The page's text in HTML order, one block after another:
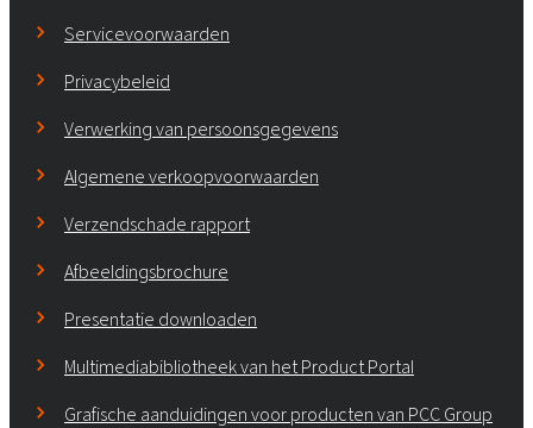
Servicevoorwaarden
Privacybeleid
Verwerking van persoonsgegevens
Algemene verkoopvoorwaarden
Verzendschade rapport
Afbeeldingsbrochure
Presentatie downloaden
Multimediabibliotheek van het Product Portal
Grafische aanduidingen voor producten van PCC Group